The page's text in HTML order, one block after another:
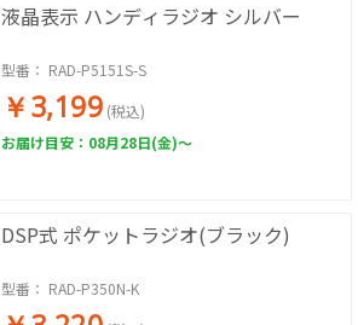
液晶表示 ハンディラジオ シルバー
型番： RAD-P5151S-S
￥3,199 (税込)
お届け目安：08月28日(金)～
DSP式 ポケットラジオ(ブラック)
型番： RAD-P350N-K